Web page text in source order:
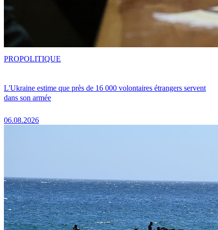
L'Ukraine estime que près de 16 000 volontaires étrangers servent
dans son armée
06.08.2026
PROPOLITIQUE